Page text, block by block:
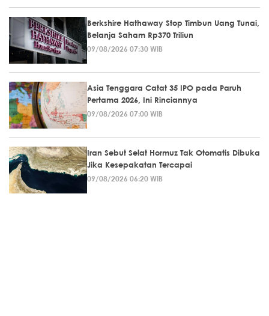
Berkshire Hathaway Stop Timbun Uang Tunai,
Belanja Saham Rp370 Triliun
09/08/2026 07:30 WIB
Asia Tenggara Catat 35 IPO pada Paruh
Pertama 2026, Ini Rinciannya
09/08/2026 07:00 WIB
Iran Sebut Selat Hormuz Tak Otomatis Dibuka
Jika Kesepakatan Tercapai
09/08/2026 06:20 WIB